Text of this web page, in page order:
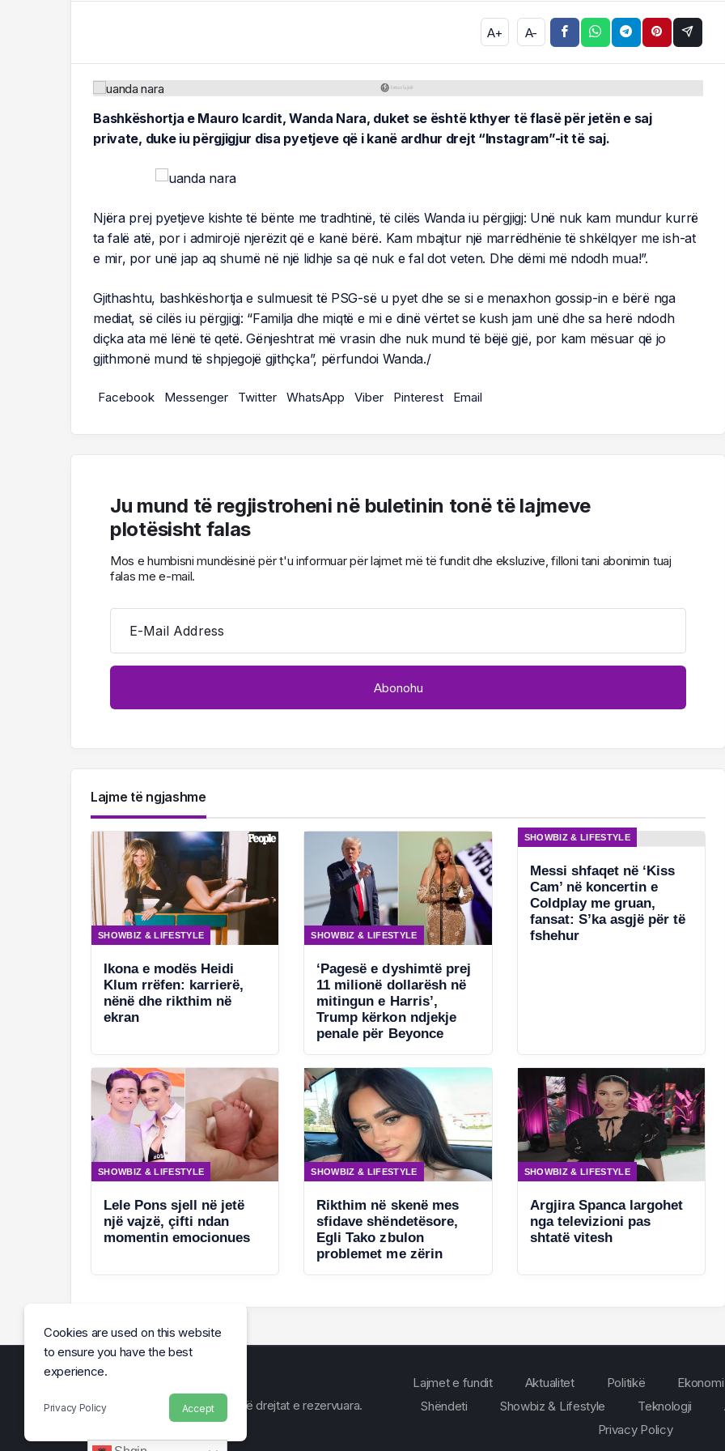
A+ A-
Bashkëshortja e Mauro Icardit, Wanda Nara, duket se është kthyer të flasë për jetën e saj
private, duke iu përgjigjur disa pyetjeve që i kanë ardhur drejt “Instagram”-it të saj.
Njëra prej pyetjeve kishte të bënte me tradhtinë, të cilës Wanda iu përgjigj: Unë nuk kam mundur kurrë
ta falë atë, por i admirojë njerëzit që e kanë bërë. Kam mbajtur një marrëdhënie të shkëlqyer me ish-at
e mir, por unë jap aq shumë në një lidhje sa që nuk e fal dot veten. Dhe dëmi më ndodh mua!”.
Gjithashtu, bashkëshortja e sulmuesit të PSG-së u pyet dhe se si e menaxhon gossip-in e bërë nga
mediat, së cilës iu përgjigj: “Familja dhe miqtë e mi e dinë vërtet se kush jam unë dhe sa herë ndodh
diçka ata më lënë të qetë. Gënjeshtrat më vrasin dhe nuk mund të bëjë gjë, por kam mësuar që jo
gjithmonë mund të shpjegojë gjithçka”, përfundoi Wanda./
Facebook Messenger Twitter WhatsApp Viber Pinterest Email
Ju mund të regjistroheni në buletinin tonë të lajmeve
plotësisht falas
Mos e humbisni mundësinë për t'u informuar për lajmet më të fundit dhe eksluzive, filloni tani abonimin tuaj
falas me e-mail.
E-Mail Address
Lajme të ngjashme
SHOWBIZ & LIFESTYLE
Ikona e modës Heidi
Klum rrëfen: karrierë,
nënë dhe rikthim në
ekran
SHOWBIZ & LIFESTYLE
‘Pagesë e dyshimtë prej
11 milionë dollarësh në
mitingun e Harris’,
Trump kërkon ndjekje
penale për Beyonce
SHOWBIZ & LIFESTYLE
Messi shfaqet në ‘Kiss
Cam’ në koncertin e
Coldplay me gruan,
fansat: S’ka asgjë për të
fshehur
SHOWBIZ & LIFESTYLE
Lele Pons sjell në jetë
një vajzë, çifti ndan
momentin emocionues
SHOWBIZ & LIFESTYLE
Rikthim në skenë mes
sfidave shëndetësore,
Egli Tako zbulon
problemet me zërin
SHOWBIZ & LIFESTYLE
Argjira Spanca largohet
nga televizioni pas
shtatë vitesh
Cookies are used on this website
to ensure you have the best
experience.
Privacy Policy Accept
© Arena e Lajmit 2026, Të gjitha të drejtat e rezervuara.
Lajmet e fundit Aktualitet Politikë Ekonomi
Shëndeti
Showbiz & Lifestyle Teknologji
Privacy Policy